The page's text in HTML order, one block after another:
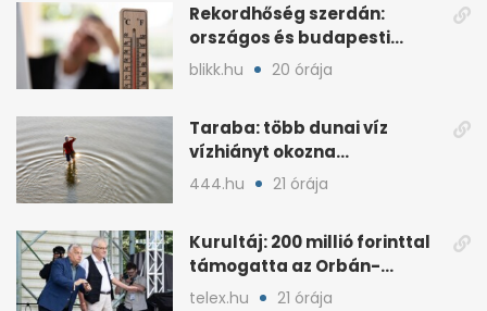
Rekordhőség szerdán:
országos és budapesti
melegcsúcsok dőltek meg
blikk.hu 20 órája
Taraba: több dunai víz
vízhiányt okozna
Szlovákiában
444.hu 21 órája
Kurultáj: 200 millió forinttal
támogatta az Orbán-
kormány a rendezvényt
telex.hu 21 órája